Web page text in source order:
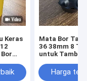
Keras
Mata Bor
36 38mm 8
untuk
Harga